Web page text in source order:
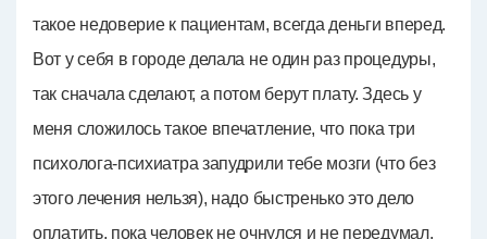
такое недоверие к пациентам, всегда деньги вперед.
Вот у себя в городе делала не один раз процедуры,
так сначала сделают, а потом берут плату. Здесь у
меня сложилось такое впечатление, что пока три
психолога-психиатра запудрили тебе мозги (что без
этого лечения нельзя), надо быстренько это дело
оплатить, пока человек не очнулся и не передумал,